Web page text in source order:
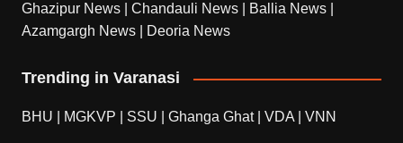
Ghazipur News
Chandauli News Ballia News
Azamgargh News
Deoria News
Trending in Varanasi
BHU MGKVP SSU Ghanga Ghat| VDA VNN